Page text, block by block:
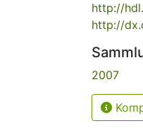
http://
http://
2007